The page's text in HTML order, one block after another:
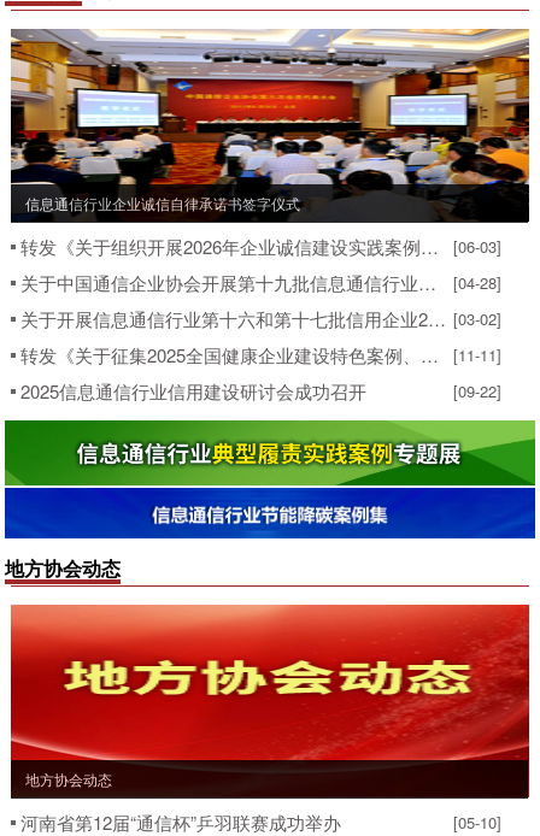
信息通信行业企业诚信自律承诺书签字仪式
转发《关于组织开展2026年企业诚信建设实践案例征集活动的通知》 [06-03]
关于中国通信企业协会开展第十九批信息通信行业企业信用等级评价工作的通知 [04-28]
关于开展信息通信行业第十六和第十七批信用企业2026年度复查的通知 [03-02]
转发《关于征集2025全国健康企业建设特色案例、健康班组案例、企业家和职工健康达人案例的通知》 [11-11]
2025信息通信行业信用建设研讨会成功召开 [09-22]
地方协会动态
地方协会动态
河南省第12届“通信杯”乒羽联赛成功举办 [05-10]